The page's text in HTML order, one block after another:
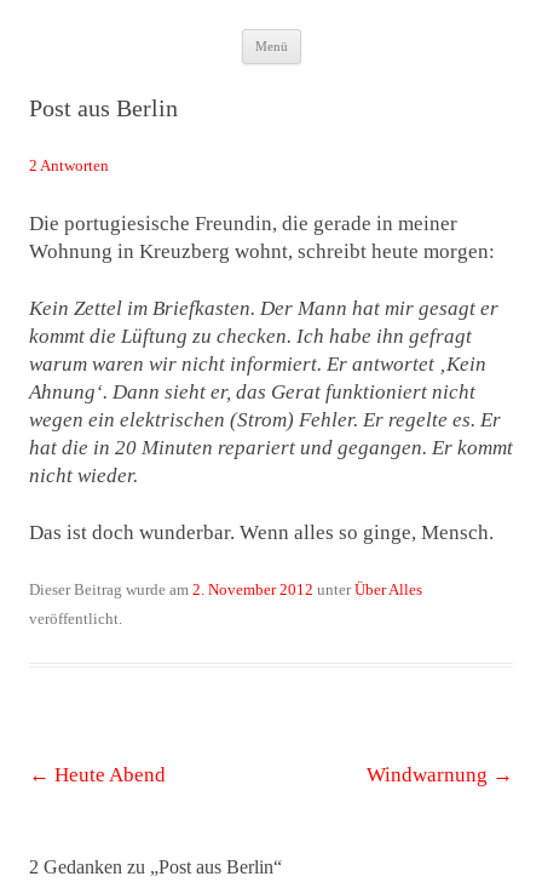
Das Neuste von JWD
Menü
Zum
Inhalt
Post aus Berlin
2 Antworten
Die portugiesische Freundin, die gerade in meiner
Wohnung in Kreuzberg wohnt, schreibt heute morgen:
Kein Zettel im Briefkasten. Der Mann hat mir gesagt er
kommt die Lüftung zu checken. Ich habe ihn gefragt
warum waren wir nicht informiert. Er antwortet ‚Kein
Ahnung‘. Dann sieht er, das Gerat funktioniert nicht
wegen ein elektrischen (Strom) Fehler. Er regelte es. Er
hat die in 20 Minuten repariert und gegangen. Er kommt
nicht wieder.
Das ist doch wunderbar. Wenn alles so ginge, Mensch.
Dieser Beitrag wurde am 2. November 2012 unterÜber Alles
veröffentlicht.
Beitrags-
← Heute Abend Windwarnung →
2 Gedanken zu „Post aus Berlin“